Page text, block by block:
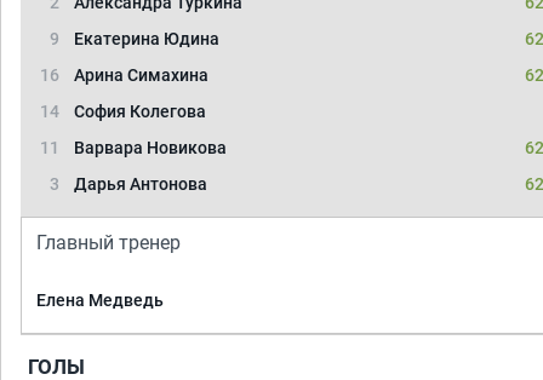
9
Екатерина Юдина
16
Арина Симахина
14
София Колегова
11
Варвара Новикова
3
Дарья Антонова
Главный тренер
Елена Медведь
ГОЛЫ